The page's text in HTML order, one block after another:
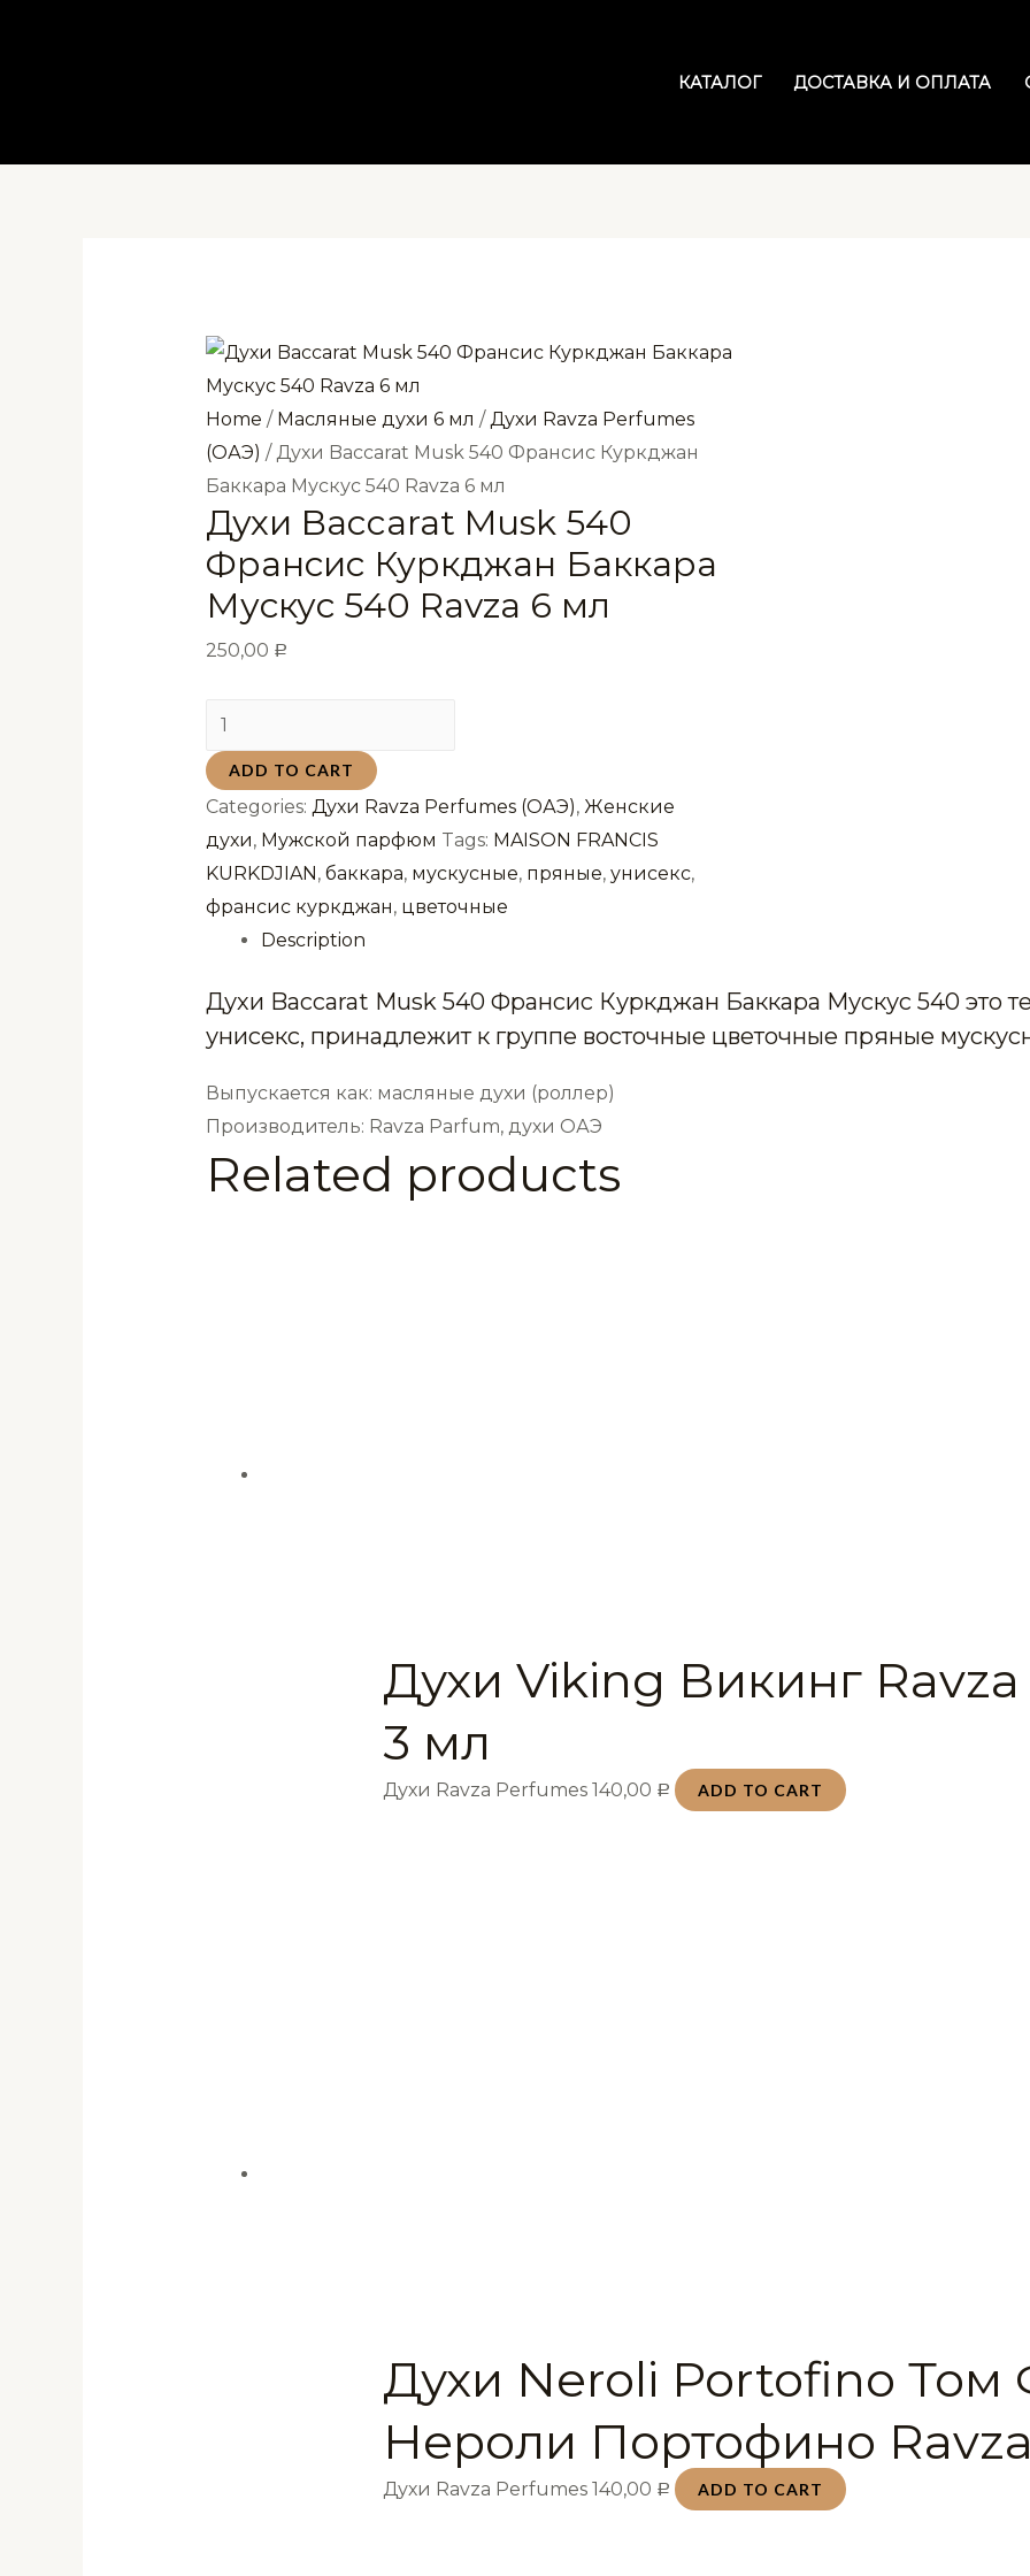
КАТАЛОГ ДОСТАВКА И ОПЛАТА
Home / Масляные духи 6 мл / Духи Ravza Perfumes
(ОАЭ) / Духи Baccarat Musk 540 Франсис Куркджан
Баккара Мускус 540 Ravza 6 мл
Духи Baccarat Musk 540
Франсис Куркджан Баккара
Мускус 540 Ravza 6 мл
250,00 Р
Духи
Baccarat
Musk
540
Франсис
Куркджан
Баккара
Мускус
Ravza
6
мл
quantity
ADD TO CART
Categories: Духи Ravza Perfumes (ОАЭ), Женские
духи, Мужской парфюм Tags: MAISON FRANCIS
KURKDJIAN , баккара, мускусные, пряные, унисекс,
франсис куркджан, цветочные
Description
Духи Baccarat Musk 540 Франсис Куркджан Баккара Мускус 540 это
унисекс, принадлежит к группе восточные цветочные пряные
Выпускается как: масляные духи (роллер)
Производитель: Ravza Parfum, духи ОАЭ
Related products
Духи Viking Викинг
3 мл
Духи Ravza Perfumes140,00 Р ADD TO CART
Духи Neroli Portofino Том
Нероли Портофино
Духи Ravza Perfumes140,00 Р ADD TO CART